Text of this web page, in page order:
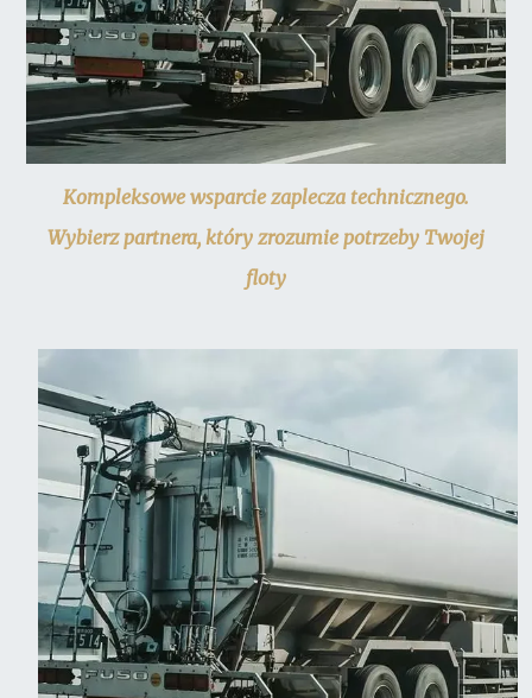
Kompleksowe wsparcie zaplecza technicznego.
Wybierz partnera, który zrozumie potrzeby Twojej
floty